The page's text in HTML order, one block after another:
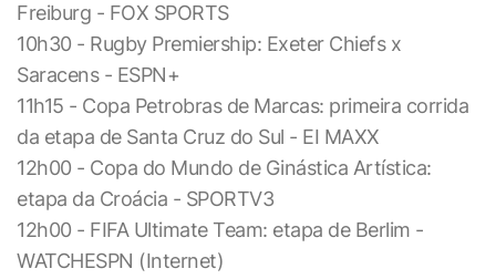
Freiburg - FOX SPORTS
10h30 - Rugby Premiership: Exeter Chiefs x
Saracens - ESPN+
11h15 - Copa Petrobras de Marcas: primeira corrida
da etapa de Santa Cruz do Sul - EI MAXX
12h00 - Copa do Mundo de Ginástica Artística:
etapa da Croácia - SPORTV3
12h00 - FIFA Ultimate Team: etapa de Berlim -
WATCHESPN (Internet)